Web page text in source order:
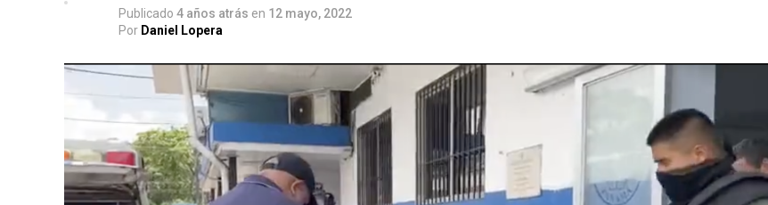
Publicado 4 años atrás en 12 mayo, 2022
Por Daniel Lopera